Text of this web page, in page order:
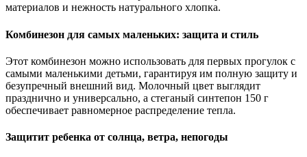
материалов и нежность натурального хлопка.
Комбинезон для самых маленьких: защита и стиль
Этот комбинезон можно использовать для первых прогулок с
самыми маленькими детьми, гарантируя им полную защиту и
безупречный внешний вид. Молочный цвет выглядит
празднично и универсально, а стеганый синтепон 150 г
обеспечивает равномерное распределение тепла.
Защитит ребенка от солнца, ветра, непогоды